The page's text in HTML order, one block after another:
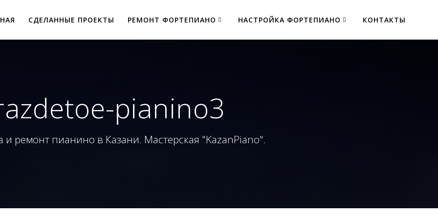
СДЕЛАННЫЕ ПРОЕКТЫ РЕМОНТ ФОРТЕПИАНО НАСТРОЙКА ФОРТЕПИАНО КОНТАКТЫ
pianino3
и ремонт пианино в Казани. Мастерская "KazanPiano".